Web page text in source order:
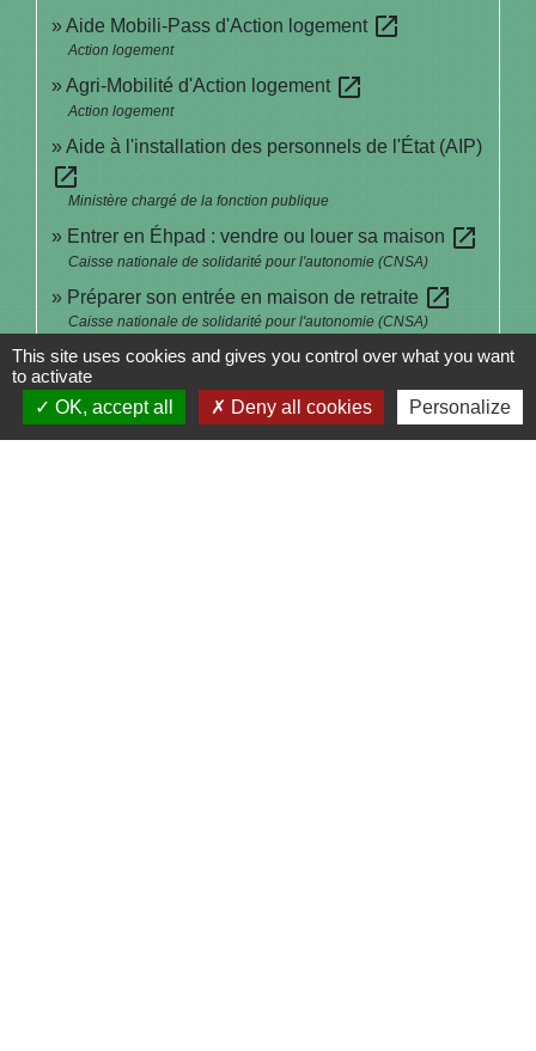
Aide Mobili-Pass d'Action logement open_in_new
Action logement
Agri-Mobilité d'Action logement open_in_new
Action logement
Aide à l'installation des personnels de l'État (AIP)
open_in_new
Ministère chargé de la fonction publique
Entrer en Éhpad : vendre ou louer sa maison open_in_new
Caisse nationale de solidarité pour l'autonomie (CNSA)
Préparer son entrée en maison de retraite open_in_new
Caisse nationale de solidarité pour l'autonomie (CNSA)
Entrer en maison de retraite : les premiers jours
open_in_new
Caisse nationale de solidarité pour l'autonomie (CNSA)
Identification des carnivores domestiques (I-Cad) :
This site uses cookies and gives you control over what you want
to activate
OK, accept all
Deny all cookies Personalize